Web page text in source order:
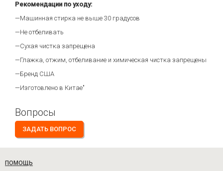
Рекомендации по уходу:
—Машинная стирка не выше 30 градусов
—Не отбеливать
—Сухая чистка запрещена
—Глажка, отжим, отбеливание и химическая чистка запрещены
—Бренд США
—Изготовлено в Китае"
Вопросы
ЗАДАТЬ ВОПРОС
ПОМОЩЬ